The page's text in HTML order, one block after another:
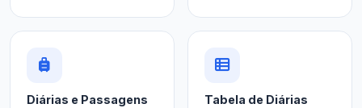
Diárias e Passagens Tabela de Diárias